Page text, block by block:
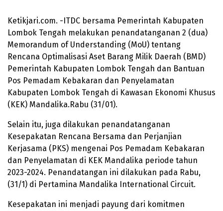
Ketikjari.com. -ITDC bersama Pemerintah Kabupaten
Lombok Tengah melakukan penandatanganan 2 (dua)
Memorandum of Understanding (MoU) tentang
Rencana Optimalisasi Aset Barang Milik Daerah (BMD)
Pemerintah Kabupaten Lombok Tengah dan Bantuan
Pos Pemadam Kebakaran dan Penyelamatan
Kabupaten Lombok Tengah di Kawasan Ekonomi Khusus
(KEK) Mandalika.Rabu (31/01).
Selain itu, juga dilakukan penandatanganan
Kesepakatan Rencana Bersama dan Perjanjian
Kerjasama (PKS) mengenai Pos Pemadam Kebakaran
dan Penyelamatan di KEK Mandalika periode tahun
2023-2024. Penandatangan ini dilakukan pada Rabu,
(31/1) di Pertamina Mandalika International Circuit.
Kesepakatan ini menjadi payung dari komitmen